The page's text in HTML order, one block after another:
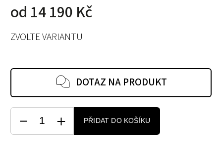
od 14 190 Kč
ZVOLTE VARIANTU
DOTAZ NA PRODUKT
PŘIDAT DO KOŠÍKU